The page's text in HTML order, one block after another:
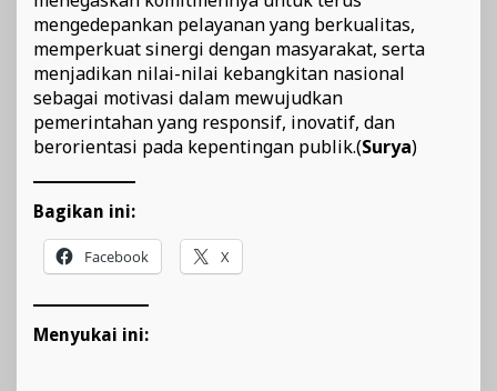
mengedepankan pelayanan yang berkualitas,
memperkuat sinergi dengan masyarakat, serta
menjadikan nilai-nilai kebangkitan nasional
sebagai motivasi dalam mewujudkan
pemerintahan yang responsif, inovatif, dan
berorientasi pada kepentingan publik.(Surya)
Bagikan ini:
Facebook X
Menyukai ini: